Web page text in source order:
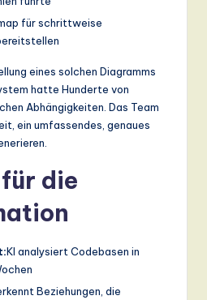
für schrittweise
eines solchen Diagramms
hatte Hunderte von
Abhängigkeiten. Das Team
ein umfassendes, genaues
die
KI analysiert Codebasen in
Beziehungen, die